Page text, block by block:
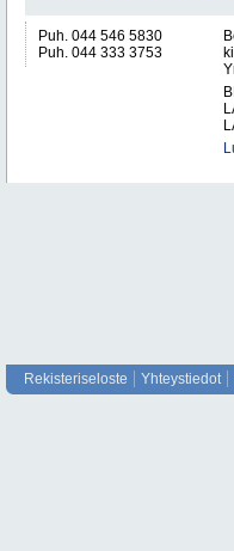
Puh. 044 546 5830
Puh. 044 333 3753
Rekisteriseloste Yhteystiedot